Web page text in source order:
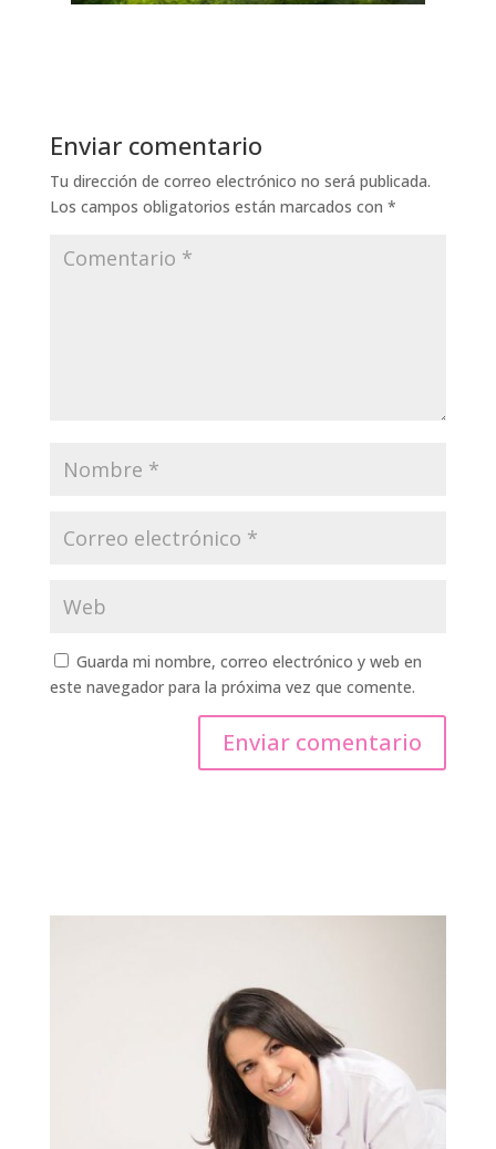
Enviar comentario
Tu dirección de correo electrónico no será publicada.
Los campos obligatorios están marcados con *
Guarda mi nombre, correo electrónico y web en
este navegador para la próxima vez que comente.